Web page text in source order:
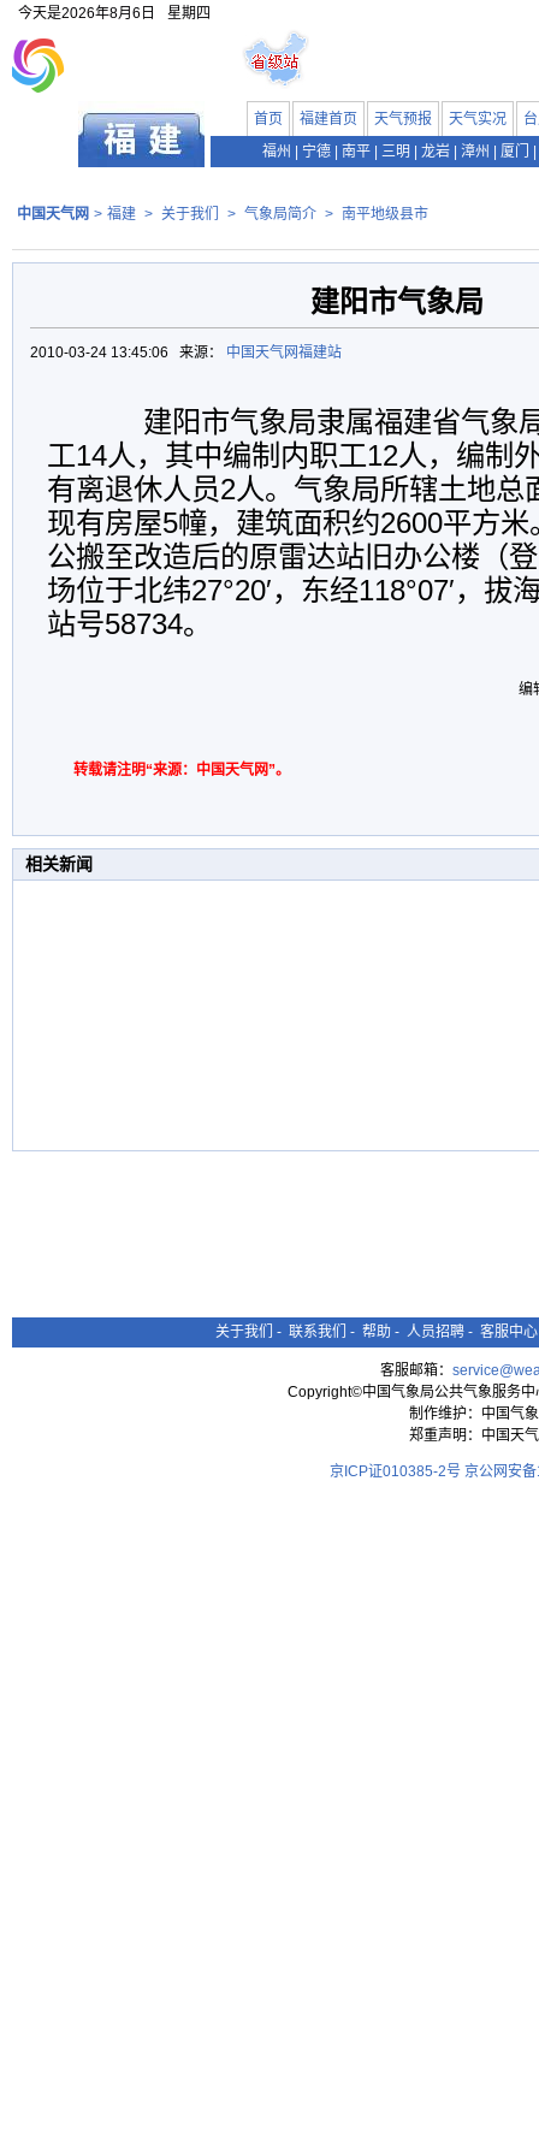
今天是2026年8月6日 星期四
首页 福建首页 天气预报 天气实况
福州
宁德 南平 三明 龙岩 漳州 厦门
中国天气网 > 福建 > 关于我们 > 气象局简介 > 南平地级县市
建阳市气象局
2010-03-24 13:45:06 来源： 中国天气网福建站
建阳市气象局隶属福建省气象
工14人，其中编制内职工12人，编制
有离退休人员2人。气象局所辖土地总
现有房屋5幢，建筑面积约2600平方
公搬至改造后的原雷达站旧办公楼（
场位于北纬27°20′，东经118°07′，拔
站号58734。
编
转载请注明“来源：中国天气网”。
相关新闻
关于我们 - 联系我们 - 帮助 - 人员招聘 - 客服中心
客服邮箱：
Copyright©中国气象局公共气象服务
制作维护：中国气
郑重声明：中国天
京ICP证010385-2号 京公网安